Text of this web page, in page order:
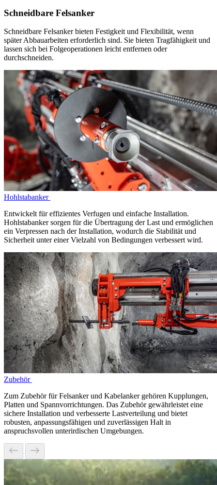
Schneidbare Felsanker
Schneidbare Felsanker bieten Festigkeit und Flexibilität, wenn
später Abbauarbeiten erforderlich sind. Sie bieten Tragfähigkeit und
lassen sich bei Folgeoperationen leicht entfernen oder
durchschneiden.
Hohlstabanker
Entwickelt für effizientes Verfugen und einfache Installation.
Hohlstabanker sorgen für die Übertragung der Last und ermöglichen
ein Verpressen nach der Installation, wodurch die Stabilität und
Sicherheit unter einer Vielzahl von Bedingungen verbessert wird.
Zubehör
Zum Zubehör für Felsanker und Kabelanker gehören Kupplungen,
Platten und Spannvorrichtungen. Das Zubehör gewährleistet eine
sichere Installation und verbesserte Lastverteilung und bietet
robusten, anpassungsfähigen und zuverlässigen Halt in
anspruchsvollen unterirdischen Umgebungen.